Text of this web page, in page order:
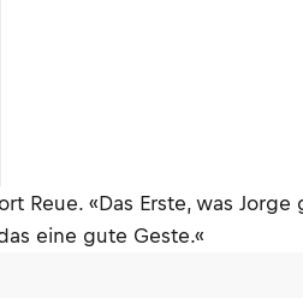
Reue. «Das Erste, was
eine gute Geste.«